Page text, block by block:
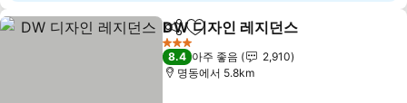
공유 즐겨찾기에 추가
DW 디자인 레지던스
3 성급
8.4 아주 좋음
2,910
명동에서 5.8km